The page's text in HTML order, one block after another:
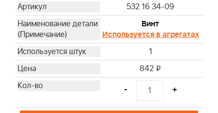
532 16 34-09
Винт
Используется в агрегатах
1
842 i
- +